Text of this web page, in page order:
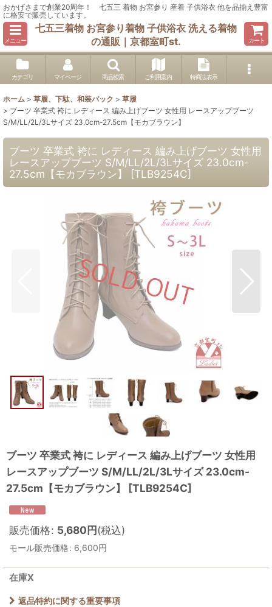
おかげさまで創業20周年！ 七五三 着物 お宮参り 産着 子供浴衣 他を品揃え豊富
に格安で販売しています。
メニュー
七五三着物 お宮参り着物 子供浴衣 洗える着物
の通販｜京都室町st.
カート
カテゴリ マイページ 商品検索 ご利用案内 特商法表示
ホーム > 草履、下駄、和装バック > 草履
> ブーツ 卒業式 袴に レディース 編み上げブーツ 女性用 レースアップブーツ
S/M/LL/2L/3Lサイズ 23.0cm-27.5cm【モカブラウン】
ブーツ 卒業式 袴に レディース 編み上げブーツ 女性用
レースアップブーツ S/M/LL/2L/3Lサイズ 23.0cm-
27.5cm【モカブラウン】
[TLB9254C]
ブーツ 卒業式 袴に レディース 編み上げブーツ 女性用
レースアップブーツ S/M/LL/2L/3Lサイズ 23.0cm-
27.5cm【モカブラウン】
[TLB9254C]
販売価格: 5,680円(税込)
モール販売価格: 6,600円
在庫X
返品特約に関する重要事項